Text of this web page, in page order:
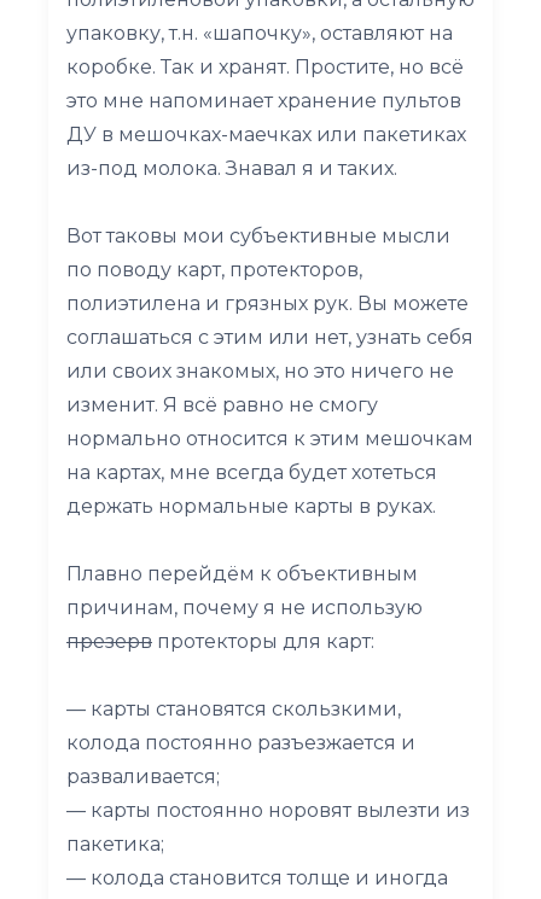
упаковку, т.н. «шапочку», оставляют на
коробке. Так и хранят. Простите, но всё
это мне напоминает хранение пультов
ДУ в мешочках-маечках или пакетиках
из-под молока. Знавал я и таких.
Вот таковы мои субъективные мысли
по поводу карт, протекторов,
полиэтилена и грязных рук. Вы можете
соглашаться с этим или нет, узнать себя
или своих знакомых, но это ничего не
изменит. Я всё равно не смогу
нормально относится к этим мешочкам
на картах, мне всегда будет хотеться
держать нормальные карты в руках.
Плавно перейдём к объективным
причинам, почему я не использую
презерв протекторы для карт:
— карты становятся скользкими,
колода постоянно разъезжается и
разваливается;
— карты постоянно норовят вылезти из
пакетика;
— колода становится толще и иногда